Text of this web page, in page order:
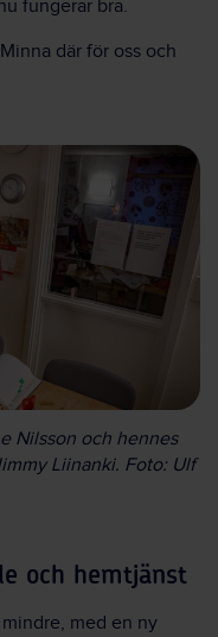
fungerar bra.
där för oss och
Nilsson och hennes
Liinanki. Foto: Ulf
och hemtjänst
med en ny